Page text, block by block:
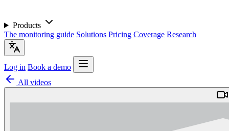
Products
The monitoring guide Solutions Pricing Coverage Research
Log in Book a demo
All videos